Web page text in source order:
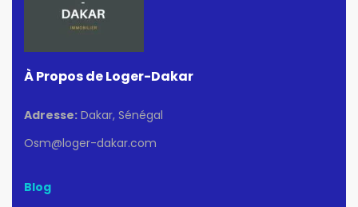
À Propos de Loger-Dakar
Adresse: Dakar, Sénégal
Osm@loger-dakar.com
Blog